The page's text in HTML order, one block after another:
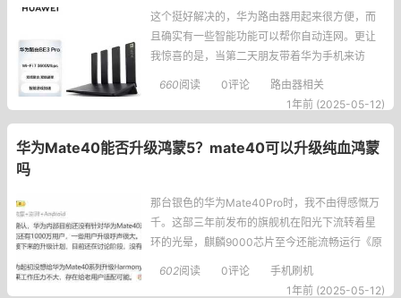
这个挺好解决的，华为路由器用起来很方便，而
且确实有一些智能功能可以帮你自动连网。更让
我惊喜的是，当第二天朋友带着华为手机来访
时，她的手机刚进门就自动连上了wifi！这神奇的
体验让我决定好好研究华为路由器的智能连接功
N或WLAN
660阅读 0评论
路由器相关
1年前 (2025-05-12)
华为Mate40能否升级鸿蒙5？mate40可以升级纯血鸿蒙
吗
那台银色的华为Mate40Pro时，我不由得感慨万
千。这部三年前发布的旗舰机在阳光下流转着星
环的光晕，麒麟9000芯片至今还能流畅运行《原
神》高画质模式。"就是系统动画偶尔会掉帧"，他
滑动着HarmonyOS3的主屏说道，"要是能升级纯
602阅读 0评论
手机刷机
1年前 (2025-05-12)